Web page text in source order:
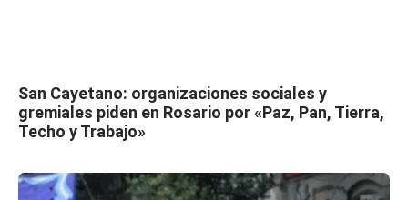
San Cayetano: organizaciones sociales y
gremiales piden en Rosario por «Paz, Pan, Tierra,
Techo y Trabajo»